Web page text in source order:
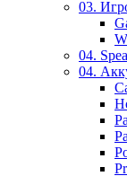
03.
04.
04.